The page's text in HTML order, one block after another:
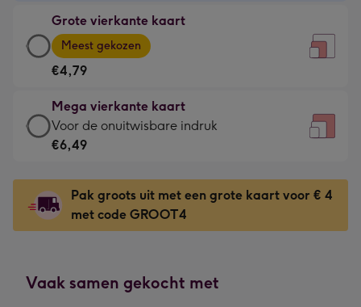
€3,49
-
Voor
kleine
gelukwens
-
130
x
130
mm
Grote vierkante kaart
Grote
vierkante
kaart
-
€4,79
-
Meest
-
Dimensions:
167
mm
Meest gekozen
€4,79
Mega vierkante kaart
Mega
vierkante
-
€6,49
-
onuitwisbare
Voor de onuitwisbare indruk
€6,49
Pak groots uit met een grote kaart voor € 4
met code GROOT4
Vaak samen gekocht met